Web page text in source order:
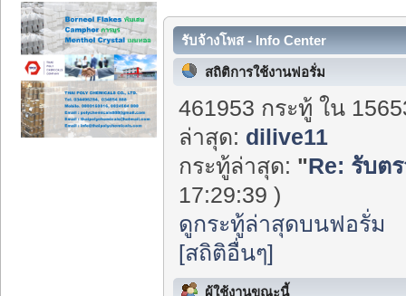
รับจ้างโพส - Info Center
สถิติการใช้งานฟอรั่ม
461953 กระทู้ ใน
ล่าสุด: dilive11
กระทู้ล่าสุด: "Re: รับต
17:29:39 )
ดูกระทู้ล่าสุดบนฟอรั่ม
[สถิติอื่นๆ]
ผู้ใช้งานขณะนี้